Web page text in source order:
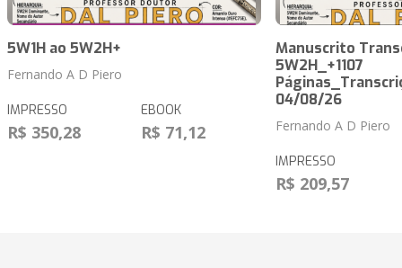
5W1H ao 5W2H+
Fernando A D Piero
IMPRESSO
R$ 350,28
EBOOK
R$ 71,12
Manuscrito
5W2H_+1107
04/08/26
Fernando A D Piero
IMPRESSO
R$ 209,57